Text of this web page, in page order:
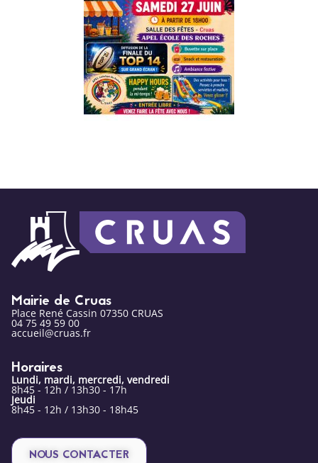
Mairie de Cruas
Place René Cassin 07350 CRUAS
04 75 49 59 00
accueil@cruas.fr
Horaires
Lundi, mardi, mercredi, vendredi
8h45 - 12h / 13h30 - 17h
Jeudi
8h45 - 12h / 13h30 - 18h45
NOUS CONTACTER